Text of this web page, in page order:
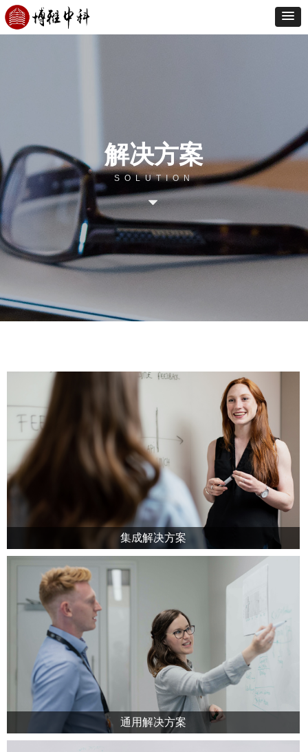
解决方案
뀓
SOLUTION
集成解决方案
目前国内政府机关、军队、公安、保密部门、科研机构、金融及证
券和企事业单位中的网络都具有相当的规模，网络中大量使用计算
机及其他网络设备。这些设备带来高效应用的同时，由于自身确实
存在着安全风险隐患，应该采用相关网络安全技术、手段来保障整
个网络运行的安全。
通用解决方案
企业在成长过程中，因团队规模、业务规模、IT应用快速增加，团